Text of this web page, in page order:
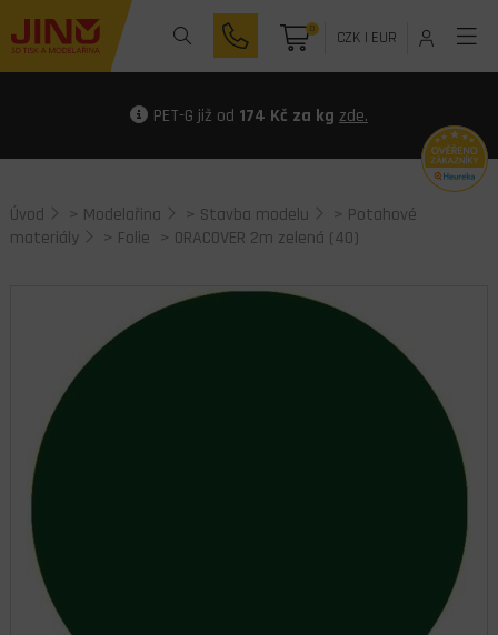
0 CZK| EUR
PET-G již od 174 Kč za kg zde.
Úvod > Modelařina > Stavba modelu > Potahové
materiály
> Folie > ORACOVER 2m zelená (40)